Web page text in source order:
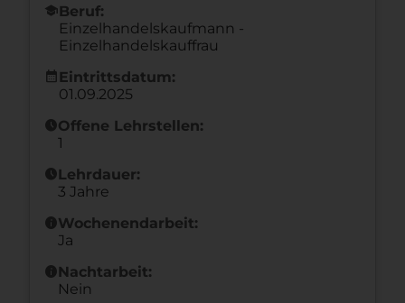
schoolBeruf:
Einzelhandelskaufmann -
Einzelhandelskauffrau
calendar_month Eintrittsdatum:
01.09.2025
scheduleOffene Lehrstellen:
1
scheduleLehrdauer:
3 Jahre
infoWochenendarbeit:
Ja
infoNachtarbeit:
Nein